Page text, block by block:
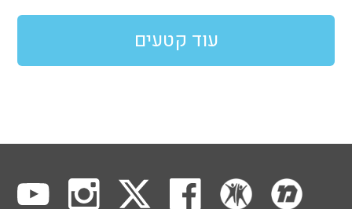
עוד קטעים